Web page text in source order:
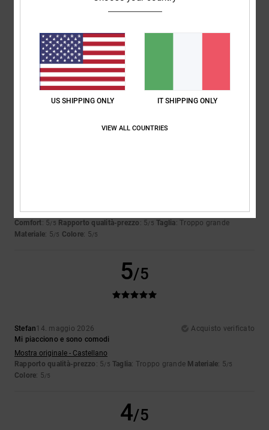
10. luglio 2026
Acquisto verificato
Perché sì.
Mostra originale - Français
Comfort: 4/5 Rapporto qualità-prezzo
Materiale: 4/5 Colore: 3/5
5/5
Mostra originale - Castellano
Comfort: 5/5 Rapporto qualità-prezzo : 5/5 Taglia: Troppo grande
Materiale: 5/5 Colore: 5/5
5/5
Stefan14. maggio 2026
Acquisto verificato
Mi piacciono e sono comodi
Mostra originale - Castellano
Rapporto qualità-prezzo : 5/5 Taglia: Troppo grande Materiale: 5/5
Colore: 5/5
4/5
US SHIPPING ONLY IT SHIPPING ONLY
VIEW ALL COUNTRIES